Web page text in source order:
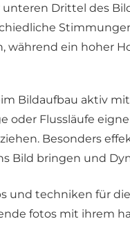
Drittel des
während ein hoher
Bildaufbau aktiv
oder Flussläufe
Besonders
Bild bringen und